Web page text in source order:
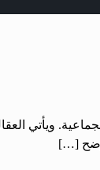
ويأتي
[…]